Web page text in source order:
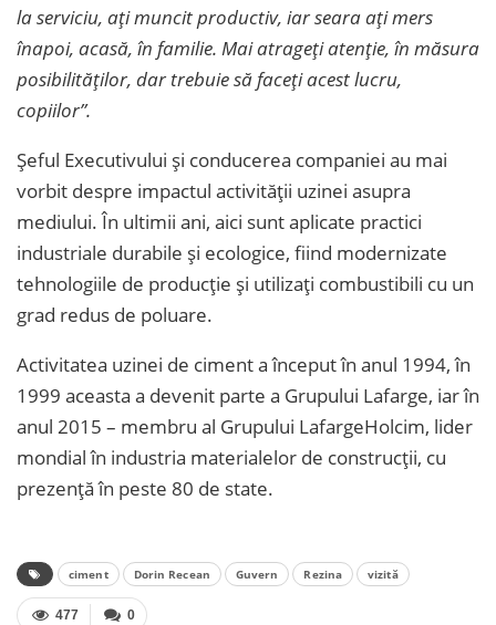
la serviciu, ați muncit productiv, iar seara ați mers
înapoi, acasă, în familie. Mai atrageți atenție, în măsura
posibilităților, dar trebuie să faceți acest lucru,
copiilor”.
Șeful Executivului și conducerea companiei au mai
vorbit despre impactul activității uzinei asupra
mediului. În ultimii ani, aici sunt aplicate practici
industriale durabile și ecologice, fiind modernizate
tehnologiile de producție și utilizați combustibili cu un
grad redus de poluare.
Activitatea uzinei de ciment a început în anul 1994, în
1999 aceasta a devenit parte a Grupului Lafarge, iar în
anul 2015 – membru al Grupului LafargeHolcim, lider
mondial în industria materialelor de construcții, cu
prezență în peste 80 de state.
ciment Dorin Recean Guvern Rezina vizită
0
477